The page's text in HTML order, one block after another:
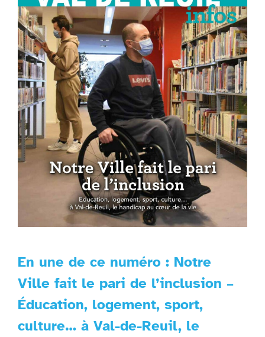
En une de ce numéro : Notre
Ville fait le pari de l’inclusion –
Éducation, logement, sport,
culture… à Val-de-Reuil, le